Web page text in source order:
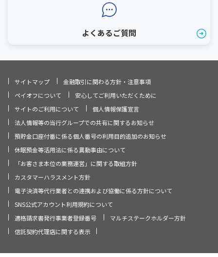
よくあるご質問
サイトマップ
金融取引に関わる方針・注意事項
ペイオフについて
安心してご利用いただくために
サイトのご利用について
個人情報保護宣言
法人情報等の当行グループでの共有に関するお知らせ
預貯金口座付番に係る個人番号の利用目的追加のお知らせ
休眠預金等活用法に係る異動事由について
「お客さま本位の業務運営」に関する取組方針
カスタマーハラスメント方針
電子決済等代行業者との連携および協働に係る方針について
SNS公式アカウント利用規約について
適格請求書発行事業者登録番号
マルチステークホルダー方針
信託契約代理店に関する表示